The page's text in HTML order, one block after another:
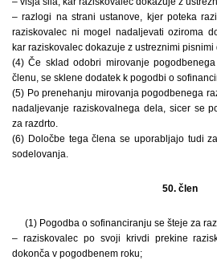
– razlogi na strani ustanove, kjer poteka
raziskovalec ni mogel nadaljevati oziroma
kar raziskovalec dokazuje z ustreznimi pisnimi
(4) Če sklad odobri mirovanje
členu, se sklene dodatek k pogodbi o
(5) Po prenehanju mirovanja pogodbenega
nadaljevanje raziskovalnega dela, sicer se
za razdrto.
(6) Določbe tega člena se uporabljajo tudi
sodelovanja.
50. člen
(1) Pogodba o sofinanciranju se šteje za
– raziskovalec po svoji krivdi prekine
dokonča v pogodbenem roku;